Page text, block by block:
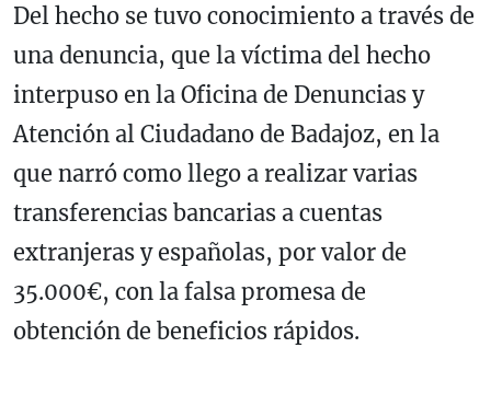
Del hecho se tuvo conocimiento a través de
una denuncia, que la víctima del hecho
interpuso en la Oficina de Denuncias y
Atención al Ciudadano de Badajoz, en la
que narró como llego a realizar varias
transferencias bancarias a cuentas
extranjeras y españolas, por valor de
35.000€, con la falsa promesa de
obtención de beneficios rápidos.